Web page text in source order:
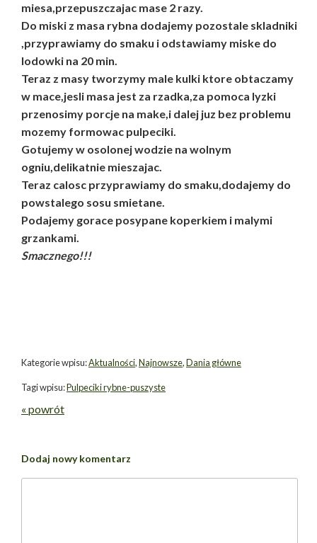
miesa,przepuszczajac mase 2 razy.
Do miski z masa rybna dodajemy pozostale skladniki
,przyprawiamy do smaku i odstawiamy miske do
lodowki na 20 min.
Teraz z masy tworzymy male kulki ktore obtaczamy
w mace,jesli masa jest za rzadka,za pomoca lyzki
przenosimy porcje na make,i dalej juz bez problemu
mozemy formowac pulpeciki.
Gotujemy w osolonej wodzie na wolnym
ogniu,delikatnie mieszajac.
Teraz calosc przyprawiamy do smaku,dodajemy do
powstalego sosu smietane.
Podajemy gorace posypane koperkiem i malymi
grzankami.
Smacznego!!!
Kategorie wpisu:Aktualności,Najnowsze,Dania główne
Tagi wpisu:Pulpeciki rybne-puszyste
« powrót
Dodaj nowy komentarz